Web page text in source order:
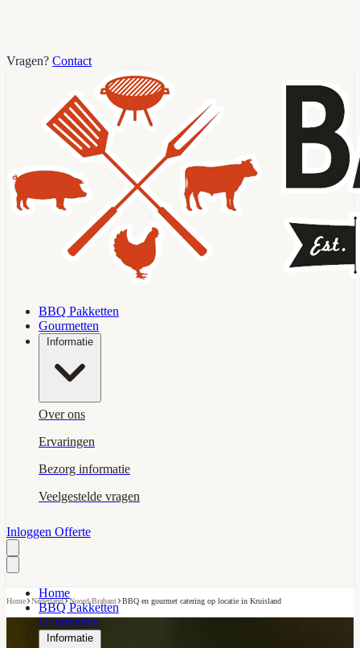
Vragen? Contact
BBQ Pakketten
Gourmetten
Informatie
Over ons
Ervaringen
Bezorg informatie
Veelgestelde vragen
Inloggen Offerte
Home
BBQ Pakketten
Gourmetten
Informatie
Home›Nederland›Noord-Brabant›BBQ en gourmet catering op locatie in Kruisland